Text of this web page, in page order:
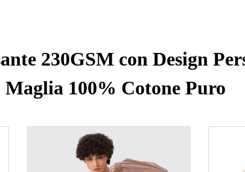
230GSM con Design
100% Cotone Puro